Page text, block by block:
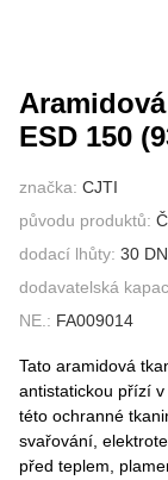
ESD 150
značka: CJTI
původu produktů:
dodací lhůty: 30
dodavatelská
NE.: FA009014
Tato aramidová
antistatickou přízí
této ochranné
svařování,
před teplem,